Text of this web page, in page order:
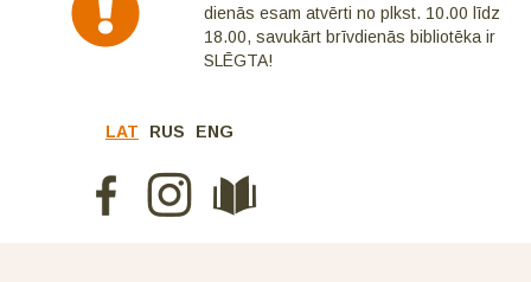
dienās esam atvērti no plkst. 10.00 līdz
18.00, savukārt brīvdienās bibliotēka ir
SLĒGTA!
LAT RUS ENG